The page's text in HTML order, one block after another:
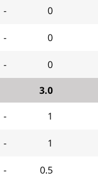
0
-
0
-
0
-
3.0
1
-
1
-
0.5
-